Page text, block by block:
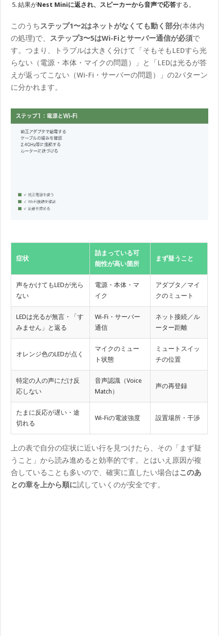
結果がNest Miniに返され、スピーカーから音声で応答する。
このうちステップ1〜2はネットがなくても動く部分(本体内
の処理)で、 ステップ3〜5はWi-Fiとサーバー通信が必須で
す。つまり、トラブルは大きく分けて「そもそもLEDすら光
らない（電源・本体・マイクの問題）」と「LEDは光るが答
えが返ってこない（Wi-Fi・サーバーの問題）」の2パターン
に分かれます。
症状
詰まっている可
能性が高い箇所
まず疑うこと
声をかけてもLEDが光ら
ない
電源・本体・マ
イク
アダプタ／マイ
クのミュート
LEDは光るが無言・「す
みません」と返る
Wi-Fi・サーバー
通信
ネット接続／ル
ーター距離
オレンジ色のLEDが点く
マイクのミュー
ト状態
ミュートスイッ
チの位置
特定の人の声にだけ反
応しない
音声認識（Voice
Match）
声の再登録
たまに反応が遅い・途
切れる
Wi-Fiの電波強度 設置場所・干渉
上の表で自分の症状に近い行を見つけたら、その「まず疑
うこと」から読み進めると効率的です。とはいえ原因が複
合していることも多いので、確実に直したい場合はこのあ
との章を上から順に試していくのが安全です。